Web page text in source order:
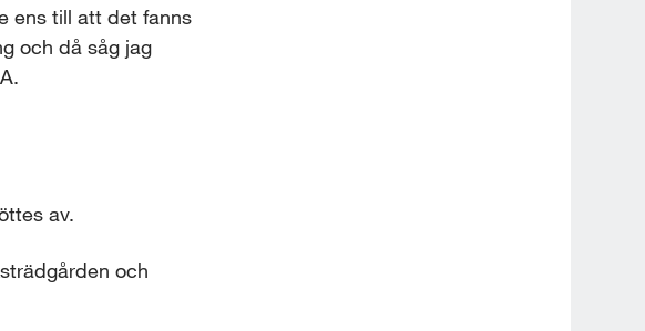
ens till att det fanns
och då såg jag
av.
och